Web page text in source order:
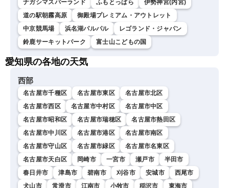
ナガシマスパーランド ふもとっぱら
伊勢神宮(内宮)
道の駅朝霧高原
御殿場プレミアム・アウトレット
中京競馬場
浜名湖パルパル
レゴランド・ジャパン
鈴鹿サーキットパーク
富士山こどもの国
愛知県の各地の天気
西部
名古屋市千種区 名古屋市東区
名古屋市北区
名古屋市西区
名古屋市中村区
名古屋市中区
名古屋市昭和区
名古屋市瑞穂区
名古屋市熱田区
名古屋市中川区
名古屋市港区
名古屋市南区
名古屋市守山区
名古屋市緑区
名古屋市名東区
名古屋市天白区
岡崎市 一宮市 瀬戸市
半田市
春日井市
津島市 碧南市 刈谷市 安城市
西尾市
犬山市
常滑市 江南市 小牧市 稲沢市 東海市